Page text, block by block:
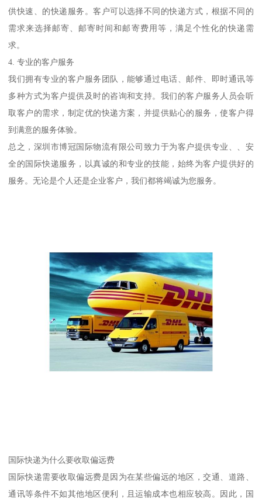
供快速、的快递服务。客户可以选择不同的快递方式，根据不同的
需求来选择邮寄、邮寄时间和邮寄费用等，满足个性化的快递需
求。
4. 专业的客户服务
我们拥有专业的客户服务团队，能够通过电话、邮件、即时通讯等
多种方式为客户提供及时的咨询和支持。我们的客户服务人员会听
取客户的需求，制定优的快递方案，并提供贴心的服务，使客户得
到满意的服务体验。
总之，深圳市博冠国际物流有限公司致力于为客户提供专业、、安
全的国际快递服务，以真诚的和专业的技能，始终为客户提供好的
服务。无论是个人还是企业客户，我们都将竭诚为您服务。
国际快递为什么要收取偏远费
国际快递需要收取偏远费是因为在某些偏远的地区，交通、道路、
通讯等条件不如其他地区便利，且运输成本也相应较高。因此，国